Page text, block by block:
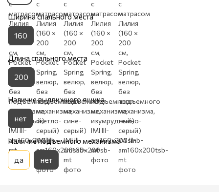
Ширина спального места
160
Длина спального места
200
Наличие выдвижного ящика
нет
Наличие подъемного механизма
да нет